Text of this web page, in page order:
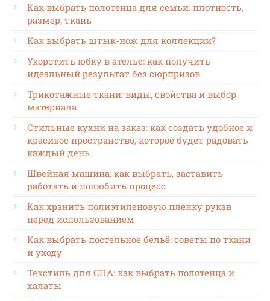
Как выбрать полотенца для семьи: плотность,
размер, ткань
Как выбрать штык-нож для коллекции?
Укоротить юбку в ателье: как получить
идеальный результат без сюрпризов
Трикотажные ткани: виды, свойства и выбор
материала
Стильные кухни на заказ: как создать удобное и
красивое пространство, которое будет радовать
каждый день
Швейная машина: как выбрать, заставить
работать и полюбить процесс
Как хранить полиэтиленовую пленку рукав
перед использованием
Как выбрать постельное бельё: советы по ткани
и уходу
Текстиль для СПА: как выбрать полотенца и
халаты